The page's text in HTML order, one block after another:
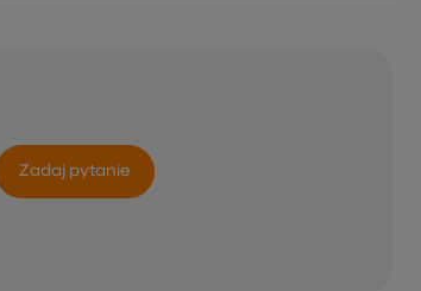
Zadaj pytanie